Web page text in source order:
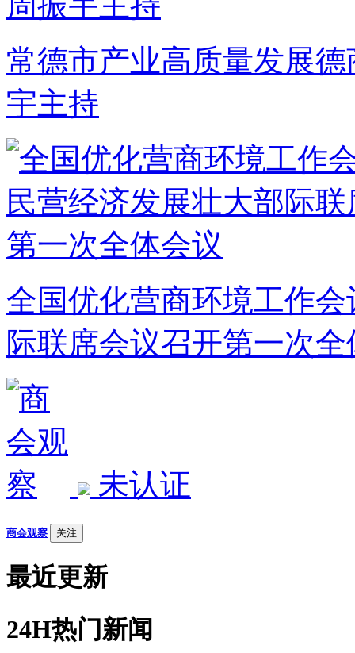
常德市产业高质量发展
宇主持
全国优化营商环境工作
际联席会议召开第一次
未认证
商会观察 关注
最近更新
24H热门新闻